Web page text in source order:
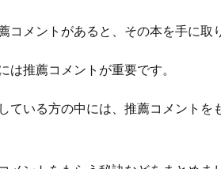
コメントがあると、その本を手に取
は推薦コメントが重要です。
ている方の中には、推薦コメントを